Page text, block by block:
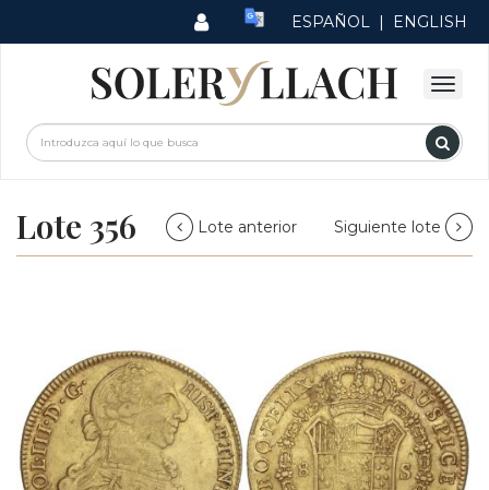
ESPAÑOL | ENGLISH
Lote 356 Lote anterior Siguiente lote